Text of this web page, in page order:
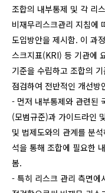
조합의 내부통제 및 각 리
비재무리스크관리 지침에
도입방안을 제시함. 이 과
스크지표(KRI) 등 기관에
기준을 수립하고 조합의
점검하여 전반적인 개선방
- 먼저 내부통제와 관련된
(모범규준)과 가이드라인
및 법제도와의 관계를 분
석을 통해 조합에 필요한
봄.
- 특히 리스크 관리 측면에